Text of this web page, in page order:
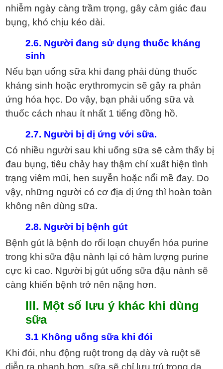
nhiễm ngày càng trầm trọng, gây cảm giác đau
bụng, khó chịu kéo dài.
2.6. Người đang sử dụng thuốc kháng
sinh
Nếu bạn uống sữa khi đang phải dùng thuốc
kháng sinh hoặc erythromycin sẽ gây ra phản
ứng hóa học. Do vậy, bạn phải uống sữa và
thuốc cách nhau ít nhất 1 tiếng đồng hồ.
2.7. Người bị dị ứng với sữa.
Có nhiều người sau khi uống sữa sẽ cảm thấy bị
đau bụng, tiêu chảy hay thậm chí xuất hiện tình
trạng viêm mũi, hen suyễn hoặc nổi mề đay. Do
vậy, những người có cơ địa dị ứng thì hoàn toàn
không nên dùng sữa.
2.8. Người bị bệnh gút
Bệnh gút là bệnh do rối loạn chuyển hóa purine
trong khi sữa đậu nành lại có hàm lượng purine
cực kì cao. Người bị gút uống sữa đậu nành sẽ
càng khiến bệnh trở nên nặng hơn.
III. Một số lưu ý khác khi dùng
sữa
3.1 Không uống sữa khi đói
Khi đói, nhu động ruột trong dạ dày và ruột sẽ
diễn ra nhanh hơn, sữa sẽ chỉ lưu trú trong dạ